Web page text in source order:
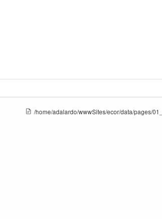
/home/adalardo/wwwSites/ecor/data/pages/